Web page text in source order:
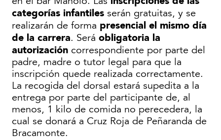
categorías infantiles serán gratuitas, y se
realizarán de forma presencial el mismo día
de la carrera. Será obligatoria la
autorización correspondiente por parte del
padre, madre o tutor legal para que la
inscripción quede realizada correctamente.
La recogida del dorsal estará supedita a la
entrega por parte del participante de, al
menos, 1 kilo de comida no perecedera, la
cual se donará a Cruz Roja de Peñaranda de
Bracamonte.